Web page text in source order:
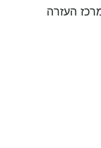
העזרה